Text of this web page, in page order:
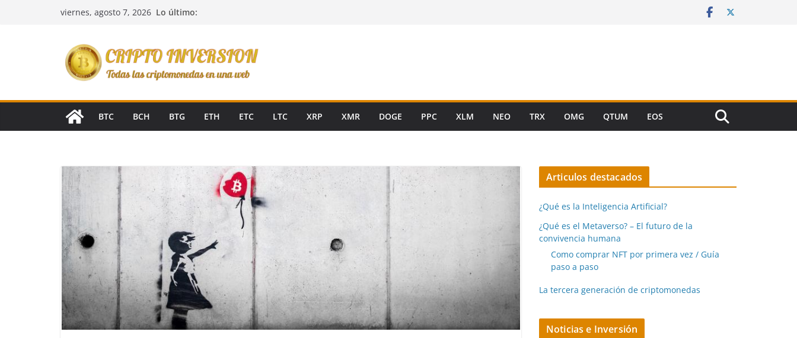
viernes, agosto 7, 2026 Lo último:
BTC BCH BTG ETH ETC LTC XRP XMR DOGE PPC XLM NEO TRX OMG QTUM EOS
Articulos destacados
¿Qué es la Inteligencia Artificial?
¿Qué es el Metaverso? – El futuro de la
convivencia humana
Como comprar NFT por primera vez / Guía
paso a paso
La tercera generación de criptomonedas
Noticias e Inversión